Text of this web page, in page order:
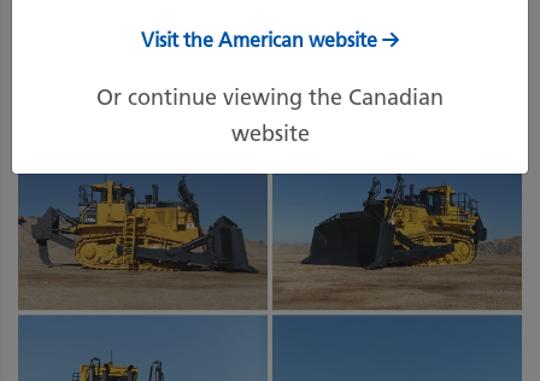
Article original :Canadian Mining Journal
Visit the American website
Or continue viewing the Canadian
website